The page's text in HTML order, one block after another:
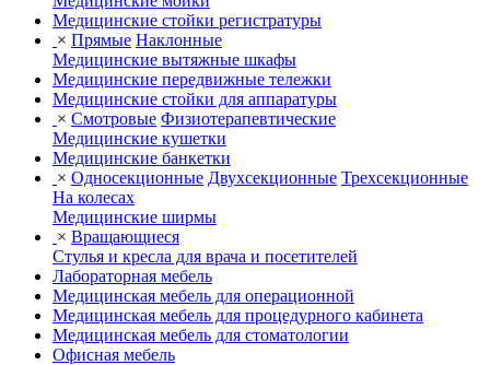
Медицинские стойки регистратуры
× Прямые Наклонные
Медицинские вытяжные шкафы
Медицинские передвижные тележки
Медицинские стойки для аппаратуры
× Смотровые Физиотерапевтические
Медицинские кушетки
Медицинские банкетки
× Односекционные Двухсекционные Трехсекционные
На колесах
Медицинские ширмы
× Вращающиеся
Стулья и кресла для врача и посетителей
Лабораторная мебель
Медицинская мебель для операционной
Медицинская мебель для процедурного кабинета
Медицинская мебель для стоматологии
Офисная мебель